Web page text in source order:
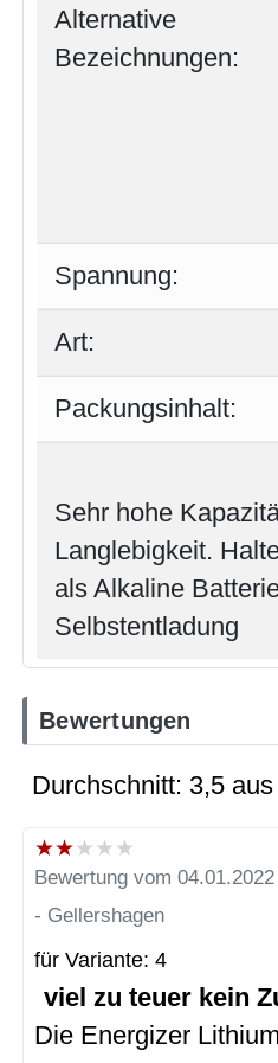
Alternative
Bezeichnungen:
Spannung:
Art:
Packungsinhalt:
Sehr hohe
Langlebigkeit.
als Alkaline
Selbstentladung
Bewertungen
Durchschnitt: 3,5
★★★ ★ ★
Bewertung vom
- Gellershagen
für Variante: 4
viel zu teuer kein
Die Energizer